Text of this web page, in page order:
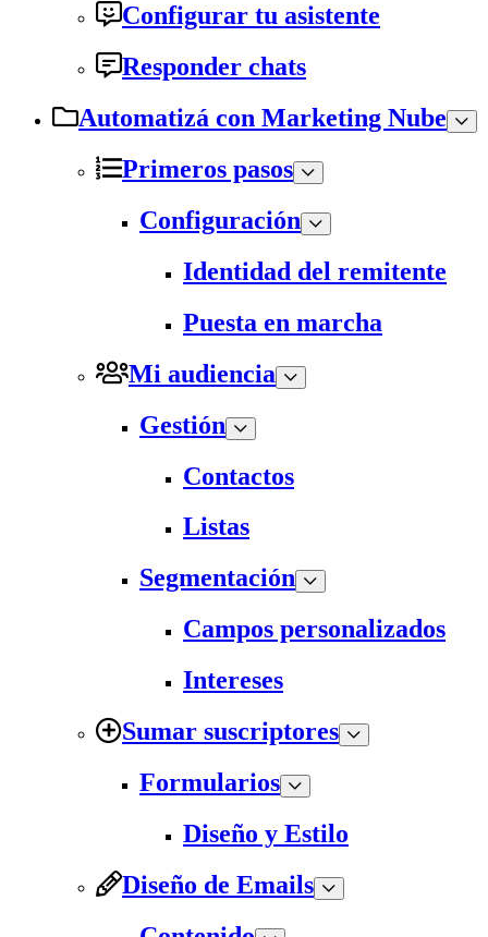
Configurar tu asistente
Responder chats
Automatizá con Marketing Nube
Primeros pasos
Configuración
Identidad del remitente
Puesta en marcha
Mi audiencia
Gestión
Contactos
Listas
Segmentación
Campos personalizados
Intereses
Sumar suscriptores
Formularios
Diseño y Estilo
Diseño de Emails